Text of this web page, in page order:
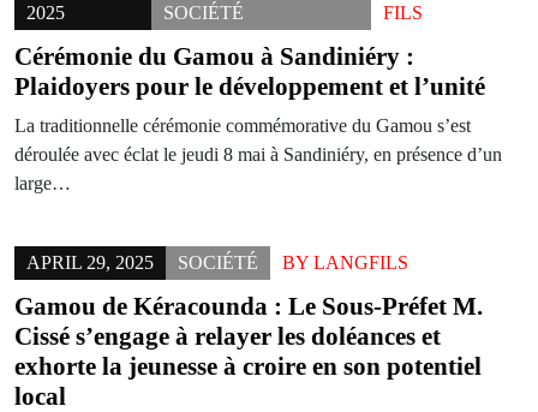
2025
SOCIÉTÉ
FILS
Cérémonie du Gamou à Sandiniéry :
Plaidoyers pour le développement et l’unité
La traditionnelle cérémonie commémorative du Gamou s’est
déroulée avec éclat le jeudi 8 mai à Sandiniéry, en présence d’un
large…
APRIL 29, 2025 SOCIÉTÉ BY LANGFILS
Gamou de Kéracounda : Le Sous-Préfet M.
Cissé s’engage à relayer les doléances et
exhorte la jeunesse à croire en son potentiel
local